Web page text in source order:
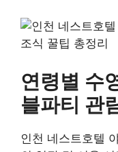
연령별 수
블파티 관
인천 네스트호텔